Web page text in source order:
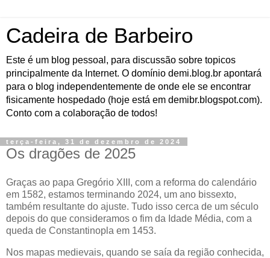
Cadeira de Barbeiro
Este é um blog pessoal, para discussão sobre topicos
principalmente da Internet. O domínio demi.blog.br apontará
para o blog independentemente de onde ele se encontrar
fisicamente hospedado (hoje está em demibr.blogspot.com).
Conto com a colaboração de todos!
terça-feira, 31 de dezembro de 2024
Os dragões de 2025
Graças ao papa Gregório XIII, com a reforma do calendário
em 1582, estamos terminando 2024, um ano bissexto,
também resultante do ajuste. Tudo isso cerca de um século
depois do que consideramos o fim da Idade Média, com a
queda de Constantinopla em 1453.
Nos mapas medievais, quando se saía da região conhecida,